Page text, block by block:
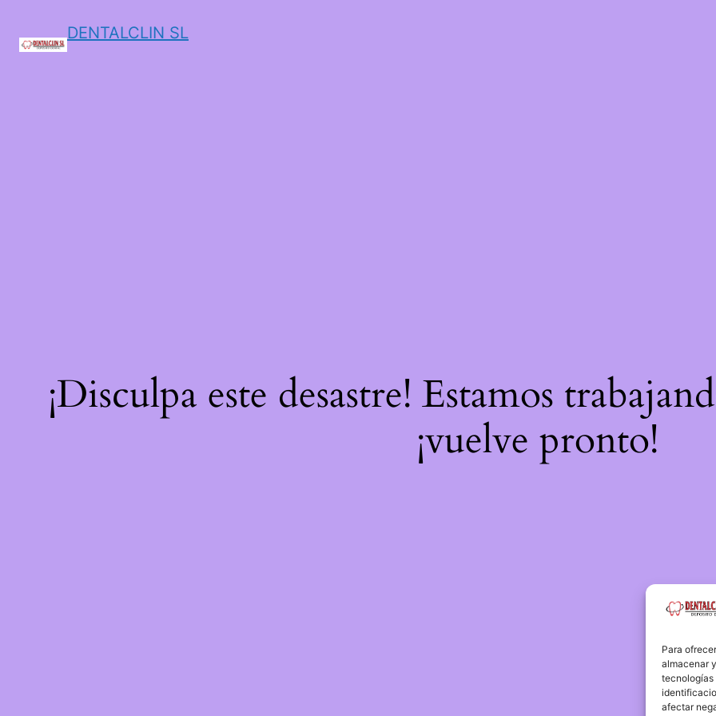
Para
almacenar
tecnologías
afectar
DENTALCLIN SL
¡Disculpa este desastre! Estamos
¡vuelve pronto!